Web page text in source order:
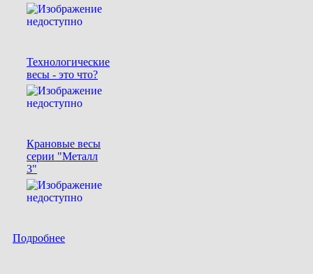
Технологические
весы - это что?
Крановые весы
серии "Металл
3"
Подробнее